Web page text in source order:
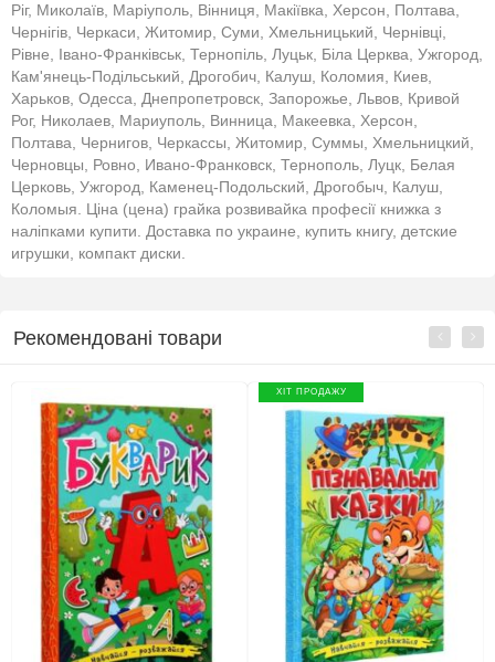
Ріг, Миколаїв, Маріуполь, Вінниця, Макіївка, Херсон, Полтава,
Чернігів, Черкаси, Житомир, Суми, Хмельницький, Чернівці,
Рівне, Івано-Франківськ, Тернопіль, Луцьк, Біла Церква, Ужгород,
Кам'янець-Подільський, Дрогобич, Калуш, Коломия, Киев,
Харьков, Одесса, Днепропетровск, Запорожье, Львов, Кривой
Рог, Николаев, Мариуполь, Винница, Макеевка, Херсон,
Полтава, Чернигов, Черкассы, Житомир, Суммы, Хмельницкий,
Черновцы, Ровно, Ивано-Франковск, Тернополь, Луцк, Белая
Церковь, Ужгород, Каменец-Подольский, Дрогобыч, Калуш,
Коломыя. Ціна (цена) грайка розвивайка професії книжка з
наліпками купити. Доставка по украине, купить книгу, детские
игрушки, компакт диски.
Рекомендовані товари
ХІТ ПРОДАЖУ